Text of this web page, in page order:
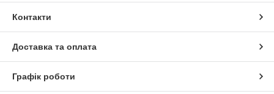
Контакти
Доставка та оплата
Графік роботи